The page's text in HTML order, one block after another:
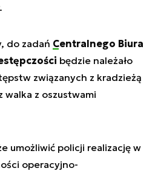
do zadań Centralnego Biura
będzie należało
związanych z kradzieżą
walka z oszustwami
umożliwić policji realizację w
operacyjno-